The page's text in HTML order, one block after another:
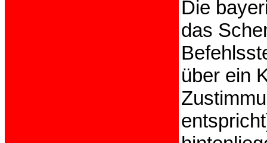
Die
das
über ein